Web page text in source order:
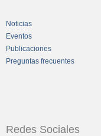
Noticias
Eventos
Publicaciones
Preguntas frecuentes
Redes Sociales